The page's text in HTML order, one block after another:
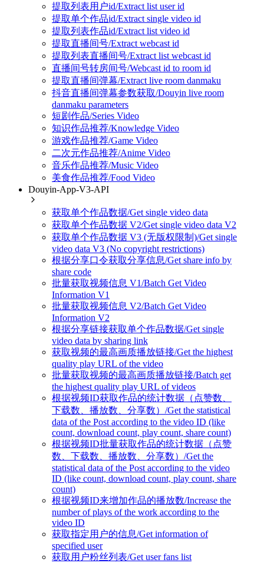
提取列表用户id/Extract list user id
提取单个作品id/Extract single video id
提取列表作品id/Extract list video id
提取直播间号/Extract webcast id
提取列表直播间号/Extract list webcast id
直播间号转房间号/Webcast id to room id
提取直播间弹幕/Extract live room danmaku
抖音直播间弹幕参数获取/Douyin live room
danmaku parameters
短剧作品/Series Video
知识作品推荐/Knowledge Video
游戏作品推荐/Game Video
二次元作品推荐/Anime Video
音乐作品推荐/Music Video
美食作品推荐/Food Video
Douyin-App-V3-API
获取单个作品数据/Get single video data
获取单个作品数据 V2/Get single video data V2
获取单个作品数据 V3 (无版权限制)/Get single
video data V3 (No copyright restrictions)
根据分享口令获取分享信息/Get share info by
share code
批量获取视频信息 V1/Batch Get Video
Information V1
批量获取视频信息 V2/Batch Get Video
Information V2
根据分享链接获取单个作品数据/Get single
video data by sharing link
获取视频的最高画质播放链接/Get the highest
quality play URL of the video
批量获取视频的最高画质播放链接/Batch get
the highest quality play URL of videos
根据视频ID获取作品的统计数据（点赞数、
下载数、播放数、分享数）/Get the statistical
data of the Post according to the video ID (like
count, download count, play count, share count)
根据视频ID批量获取作品的统计数据（点赞
数、下载数、播放数、分享数）/Get the
statistical data of the Post according to the video
ID (like count, download count, play count, share
count)
根据视频ID来增加作品的播放数/Increase the
number of plays of the work according to the
video ID
获取指定用户的信息/Get information of
specified user
获取用户粉丝列表/Get user fans list